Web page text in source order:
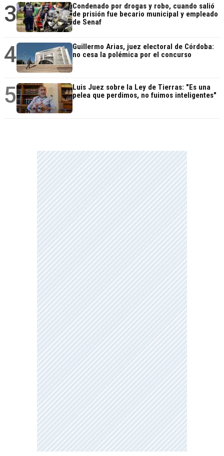
3
Condenado por drogas y robo, cuando salió
de prisión fue becario municipal y empleado
de Senaf
4
Guillermo Arias, juez electoral de Córdoba:
no cesa la polémica por el concurso
5
Luis Juez sobre la Ley de Tierras: "Es una
pelea que perdimos, no fuimos inteligentes"